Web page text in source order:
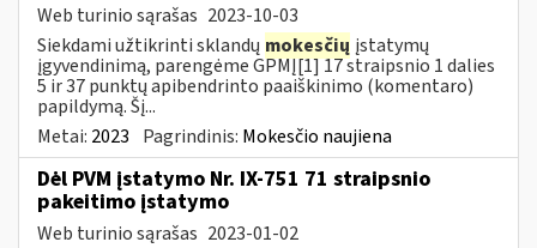
Web turinio sąrašas 2023-10-03
Siekdami užtikrinti sklandų mokesčių įstatymų
įgyvendinimą, parengėme GPMĮ[1] 17 straipsnio 1 dalies
5 ir 37 punktų apibendrinto paaiškinimo (komentaro)
papildymą. Šį...
Metai: 2023 Pagrindinis: Mokesčio naujiena
Dėl PVM įstatymo Nr. IX-751 71 straipsnio
pakeitimo įstatymo
Web turinio sąrašas 2023-01-02